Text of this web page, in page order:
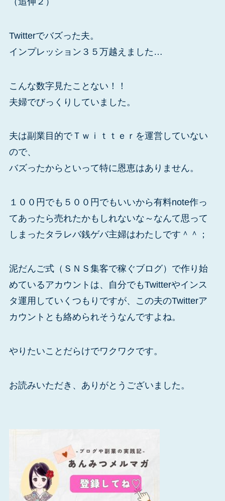
Twitterでバズった夫。
インプレッション３５万越えました…
こんな数字見たことない！！
夫婦でびっくりしていました。
夫は副業目的でＴｗｉｔｔｅｒを運営していない
ので、
バズったからといって特に恩恵はありません。
１００円でも５００円でもいいから有料note作っ
てあったら売れたかもしれないな～なんて思って
しまったタラレバ銭ゲバ主婦はわたしです＾＾；
泥だんご式（ＳＮＳ集客で稼ぐブログ）で作り始
めているアカウントは、自分でもTwitterやインス
タ運用していくつもりですが、この夫のTwitterア
カウントとも絡められそうなんですよね。
やりたいことだらけでワクワクです。
お読みいただき、ありがとうございました。